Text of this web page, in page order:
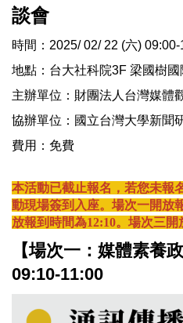
談會
時間：2025/ 02/ 22 (六) 09:00-
地點：台大社科院3F 梁國樹
主辦單位：財團法人台灣媒體
協辦單位：國立台灣大學新聞
費用：免費
本活動已截止報名，若您未報
動現場簽到入座。場次一開放
放報到時間為12:10。場次三開
【場次一：媒體素養
09:10-11:00